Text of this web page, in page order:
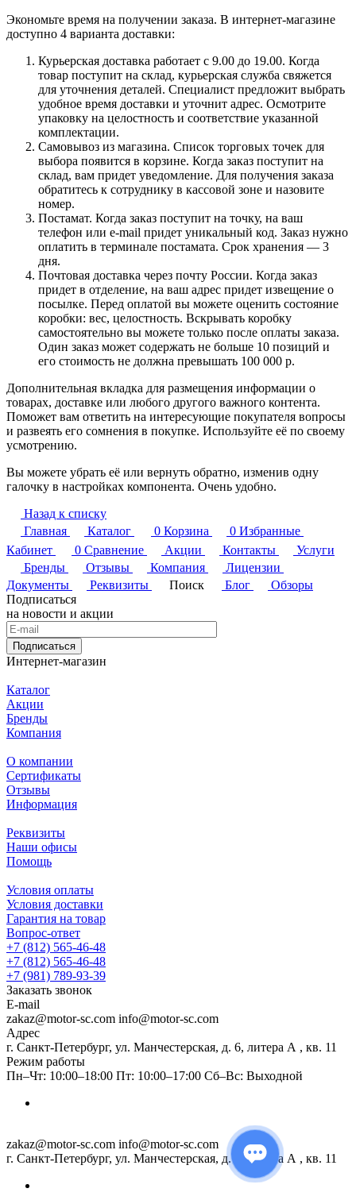
Экономьте время на получении заказа. В интернет-магазине
доступно 4 варианта доставки:
Курьерская доставка работает с 9.00 до 19.00. Когда
товар поступит на склад, курьерская служба свяжется
для уточнения деталей. Специалист предложит выбрать
удобное время доставки и уточнит адрес. Осмотрите
упаковку на целостность и соответствие указанной
комплектации.
Самовывоз из магазина. Список торговых точек для
выбора появится в корзине. Когда заказ поступит на
склад, вам придет уведомление. Для получения заказа
обратитесь к сотруднику в кассовой зоне и назовите
номер.
Постамат. Когда заказ поступит на точку, на ваш
телефон или e-mail придет уникальный код. Заказ нужно
оплатить в терминале постамата. Срок хранения — 3
дня.
Почтовая доставка через почту России. Когда заказ
придет в отделение, на ваш адрес придет извещение о
посылке. Перед оплатой вы можете оценить состояние
коробки: вес, целостность. Вскрывать коробку
самостоятельно вы можете только после оплаты заказа.
Один заказ может содержать не больше 10 позиций и
его стоимость не должна превышать 100 000 р.
Дополнительная вкладка для размещения информации о
товарах, доставке или любого другого важного контента.
Поможет вам ответить на интересующие покупателя вопросы
и развеять его сомнения в покупке. Используйте её по своему
усмотрению.
Вы можете убрать её или вернуть обратно, изменив одну
галочку в настройках компонента. Очень удобно.
Назад к списку
Главная
Каталог 0 Корзина 0 Избранные
Кабинет
0 Сравнение Акции Контакты
Услуги
Бренды
Отзывы Компания
Лицензии
Документы
Реквизиты Поиск Блог
Обзоры
Подписаться
на новости и акции
Подписаться
Интернет-магазин
Каталог
Акции
Бренды
Компания
О компании
Сертификаты
Отзывы
Информация
Реквизиты
Наши офисы
Помощь
Условия оплаты
Условия доставки
Гарантия на товар
Вопрос-ответ
+7 (812) 565-46-48
+7 (812) 565-46-48
+7 (981) 789-93-39
Заказать звонок
E-mail
zakaz@motor-sc.com info@motor-sc.com
Адрес
г. Санкт-Петербург, ул. Манчестерская, д. 6, литера А , кв. 11
Режим работы
Пн–Чт: 10:00–18:00 Пт: 10:00–17:00 Сб–Вс: Выходной
zakaz@motor-sc.com info@motor-sc.com
г. Санкт-Петербург, ул. Манчестерская, д. 6, литера А , кв. 11